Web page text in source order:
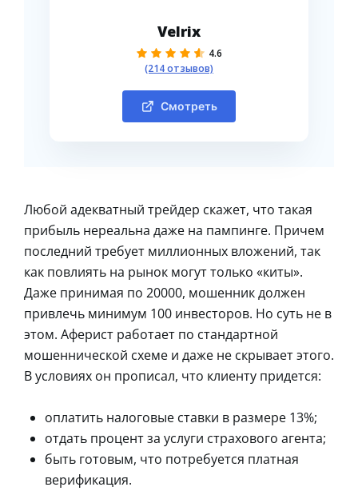
Velrix
4.6
(214 отзывов)
Смотреть
Любой адекватный трейдер скажет, что такая
прибыль нереальна даже на пампинге. Причем
последний требует миллионных вложений, так
как повлиять на рынок могут только «киты».
Даже принимая по 20000, мошенник должен
привлечь минимум 100 инвесторов. Но суть не в
этом. Аферист работает по стандартной
мошеннической схеме и даже не скрывает этого.
В условиях он прописал, что клиенту придется:
оплатить налоговые ставки в размере 13%;
отдать процент за услуги страхового агента;
быть готовым, что потребуется платная
верификация.